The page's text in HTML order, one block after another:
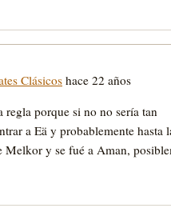
Clásicoshace 22 años
regla porque si no no sería tan
a Eä y probablemente hasta
Melkor y se fué a Aman,